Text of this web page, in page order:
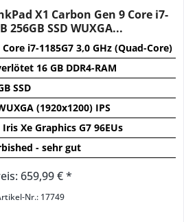
X1 Carbon Gen 9 Core i7-
256GB SSD WUXGA...
i7-1185G7 3,0 GHz (Quad-Core)
16 GB DDR4-RAM
SSD
(1920x1200) IPS
Xe Graphics G7 96EUs
- sehr gut
659,99 € *
Nr.: 17749